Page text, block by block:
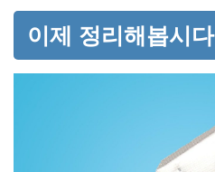
이제 정리해봅시다